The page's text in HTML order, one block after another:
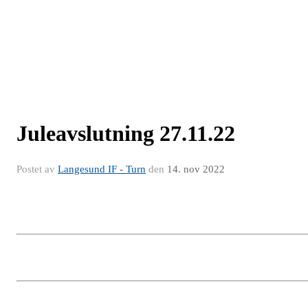
Juleavslutning 27.11.22
Postet av Langesund IF - Turn den 14. nov 2022